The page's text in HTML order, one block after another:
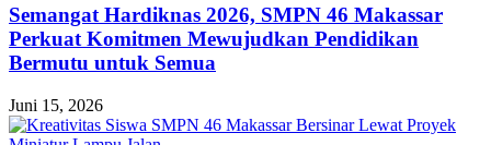
Semangat Hardiknas 2026, SMPN 46 Makassar
Perkuat Komitmen Mewujudkan Pendidikan
Bermutu untuk Semua
Juni 15, 2026